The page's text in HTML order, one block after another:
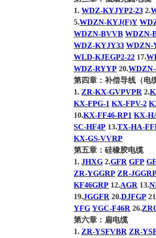
1. WDZ-KYJYP2-23 2.
5.WDZN-KYJ(F)Y
WDZN-BVVB WDZN-
WDZ-KYJY33 WDZN-
WLD-KJEGP2-22 17.
WDZ-RYYP 20.
第四章：补偿导线（电
1. ZR-KX-GVPVPR 2.
KX-FPG-1 KX-FPV-2
10.KX-FF46-RP1 KX-
SC-HF4P 13.TX-HA-
KX-GS-VVRP
第五章：硅橡胶电缆
1. JHXG 2.GFR GFP
ZR-YGGRP ZR-
KF46GRP 12.AGR 13.
19.JGGFR 20.DJFGP
YFG YGC-F46R 26.
第六章：扁电缆
1. ZR-YSFVBR ZR-